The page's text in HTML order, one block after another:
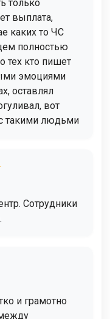
только
выплата,
каких то ЧС
полностью
тех кто пишет
эмоциями
оставлял
вот
такими людьми
Сотрудники
и грамотно